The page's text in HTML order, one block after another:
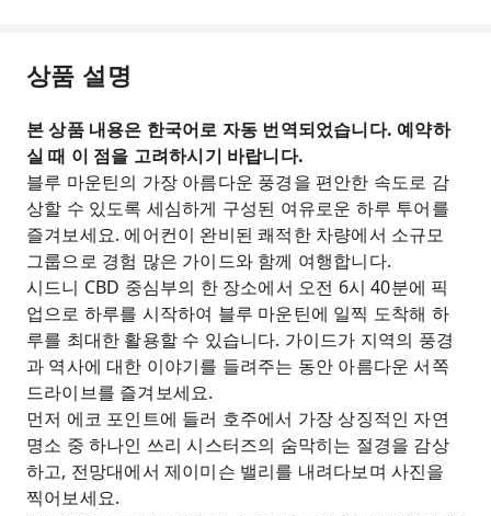
상품 설명
본 상품 내용은 한국어로 자동 번역되었습니다. 예약하
실 때 이 점을 고려하시기 바랍니다.
블루 마운틴의 가장 아름다운 풍경을 편안한 속도로 감
상할 수 있도록 세심하게 구성된 여유로운 하루 투어를
즐겨보세요. 에어컨이 완비된 쾌적한 차량에서 소규모
그룹으로 경험 많은 가이드와 함께 여행합니다.
시드니 CBD 중심부의 한 장소에서 오전 6시 40분에 픽
업으로 하루를 시작하여 블루 마운틴에 일찍 도착해 하
루를 최대한 활용할 수 있습니다. 가이드가 지역의 풍경
과 역사에 대한 이야기를 들려주는 동안 아름다운 서쪽
드라이브를 즐겨보세요.
먼저 에코 포인트에 들러 호주에서 가장 상징적인 자연
명소 중 하나인 쓰리 시스터즈의 숨막히는 절경을 감상
하고, 전망대에서 제이미슨 밸리를 내려다보며 사진을
찍어보세요.